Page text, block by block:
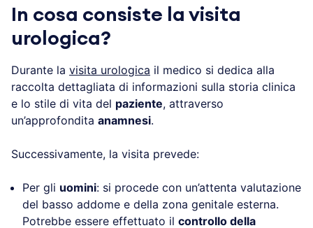
In cosa consiste la visita
urologica?
Durante la visita urologica il medico si dedica alla
raccolta dettagliata di informazioni sulla storia clinica
e lo stile di vita del paziente, attraverso
un’approfondita anamnesi.
Successivamente, la visita prevede:
Per gli uomini: si procede con un’attenta valutazione
del basso addome e della zona genitale esterna.
Potrebbe essere effettuato il controllo della